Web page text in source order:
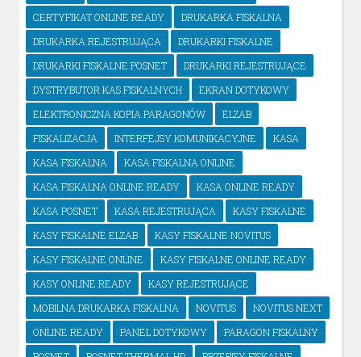
CERTYFIKAT ONLINE READY
DRUKARKA FISKALNA
DRUKARKA REJESTRUJĄCA
DRUKARKI FISKALNE
DRUKARKI FISKALNE POSNET
DRUKARKI REJESTRUJĄCE
DYSTRYBUTOR KAS FISKALNYCH
EKRAN DOTYKOWY
ELEKTRONICZNA KOPIA PARAGONÓW
ELZAB
FISKALIZACJA
INTERFEJSY KOMUNIKACYJNE
KASA
KASA FISKALNA
KASA FISKALNA ONLINE
KASA FISKALNA ONLINE READY
KASA ONLINE READY
KASA POSNET
KASA REJESTRUJĄCA
KASY FISKALNE
KASY FISKALNE ELZAB
KASY FISKALNE NOVITUS
KASY FISKALNE ONLINE
KASY FISKALNE ONLINE READY
KASY ONLINE READY
KASY REJESTRUJĄCE
MOBILNA DRUKARKA FISKALNA
NOVITUS
NOVITUS NEXT
ONLINE READY
PANEL DOTYKOWY
PARAGON FISKALNY